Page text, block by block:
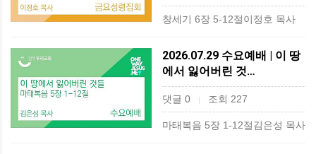
창세기 6장 5-12절이정호 목사
2026.07.29 수요예배 | 이 땅
에서 잃어버린 것…
댓글 0 | 조회 227
마태복음 5장 1-12절김은성 목사